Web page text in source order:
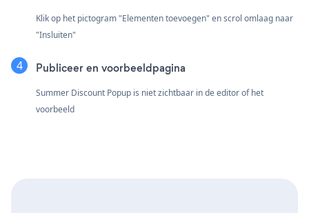
Klik op het pictogram "Elementen toevoegen" en scrol omlaag naar
"Insluiten"
Publiceer en voorbeeldpagina
Summer Discount Popup is niet zichtbaar in de editor of het
voorbeeld